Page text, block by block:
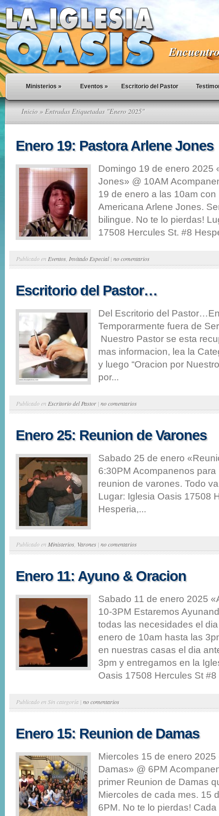
Ministerios » Eventos » Escritorio del Pastor
Inicio » Entradas Etiquetadas "Enero 2025"
Enero 19: Pastora Arlene Jones
Domingo 19 de enero 2025
Jones» @ 10AM
19 de enero a las 10am con
Americana Arlene Jones.
bilingue. No te lo pierdas!
17508 Hercules St. #8
Publicado en Eventos Invitado Especial| no comentarios
Escritorio del Pastor…
Del Escritorio del
Temporarmente fuera de
Nuestro Pastor se esta
mas informacion, lea la
y luego “Oracion por
por...
Publicado en Escritorio del Pastor | no comentarios
Enero 25: Reunion de Varones
Sabado 25 de enero
6:30PM Acompanenos para
reunion de varones. Todo
Lugar: Iglesia Oasis 17508
Hesperia,...
Publicado en Ministerios Varones | no comentarios
Enero 11: Ayuno & Oracion
Sabado 11 de enero 2025
10-3PM Estaremos
todas las necesidades el
enero de 10am hasta las
en nuestras casas el dia
3pm y entregamos en la
Oasis 17508 Hercules St #8
Publicado en Sin categoría | no comentarios
Enero 15: Reunion de Damas
Miercoles 15 de enero
Damas» @ 6PM
primer Reunion de Damas
Miercoles de cada mes. 15
6PM. No te lo pierdas! Cada